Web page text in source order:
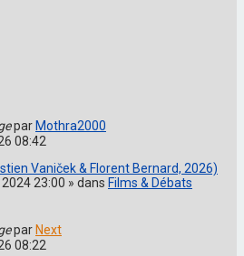
parMothra2000
08:42
Vaniček & Florent Bernard, 2026)
23:00 » dans Films & Débats
parNext
08:22